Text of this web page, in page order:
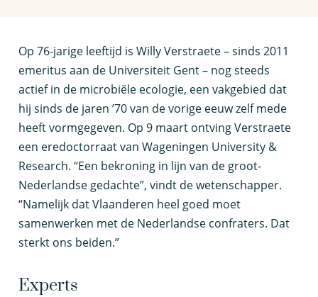
Op 76-jarige leeftijd is Willy Verstraete – sinds 2011
emeritus aan de Universiteit Gent – nog steeds
actief in de microbiële ecologie, een vakgebied dat
hij sinds de jaren ’70 van de vorige eeuw zelf mede
heeft vormgegeven. Op 9 maart ontving Verstraete
een eredoctorraat van Wageningen University &
Research. “Een bekroning in lijn van de groot-
Nederlandse gedachte”, vindt de wetenschapper.
“Namelijk dat Vlaanderen heel goed moet
samenwerken met de Nederlandse confraters. Dat
sterkt ons beiden.”
Experts